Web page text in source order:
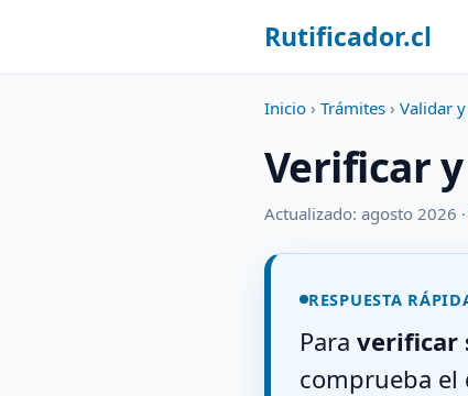
Rutificador.cl
Inicio › Trámites › Validar
Verificar
Actualizado: agosto 2026 ·
RESPUESTA
Para verificar
comprueba el